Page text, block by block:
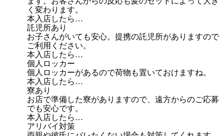
く変わります。
本入店したら…
託児所あり
お子さんがいても安心。提携の託児所がありますので
ご利用ください。
本入店したら…
個人ロッカー
個人ロッカーがあるので荷物も置いておけますね。
本入店したら…
寮あり
お店で準備した寮がありますので、遠方からのご応募
でも安心です。
本入店したら…
アリバイ対策